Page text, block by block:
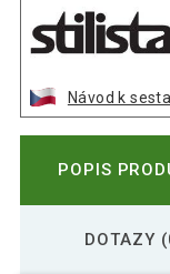
Stilista
tmavé
Stilista
tmavé
Návod k
POPIS
DOTAZY